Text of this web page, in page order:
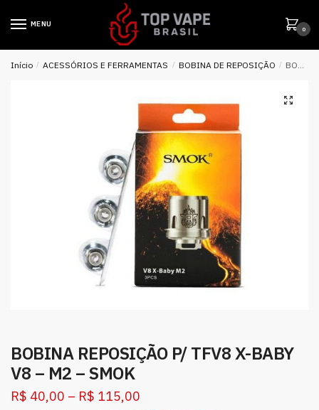
MENU
0
Início / ACESSÓRIOS E FERRAMENTAS / BOBINA DE REPOSIÇÃO / BOBINA REPOSIÇÃO P/ TFV8 X-BABY V8 – M2 – SMOK
BOBINA REPOSIÇÃO P/ TFV8 X-BABY
V8 – M2 – SMOK
R$ 40,00 – R$ 115,00